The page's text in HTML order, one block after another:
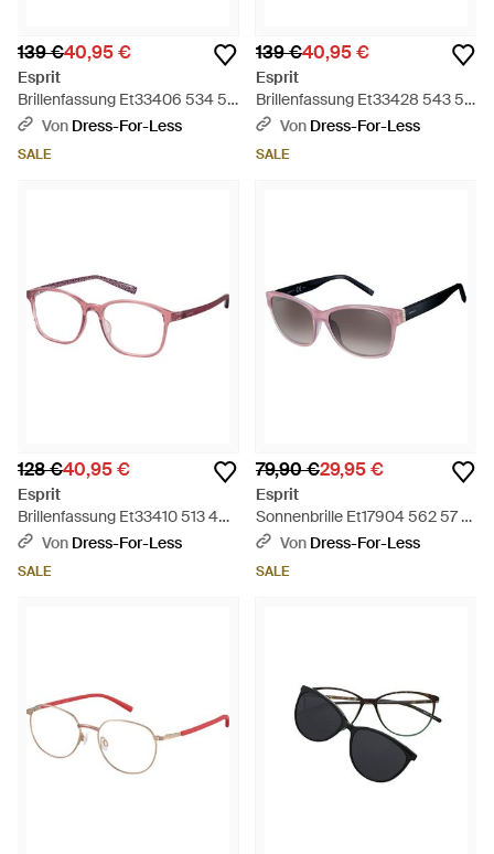
139 €40,95 €
Esprit
Brillenfassung Et33406 534 52
- Schwarz
Von Dress-For-Less
SALE
139 €40,95 €
Esprit
Brillenfassung Et33428 543 52
- Schwarz
Von Dress-For-Less
SALE
128 €40,95 €
Esprit
Brillenfassung Et33410 513 49 -
Schwarz
Von Dress-For-Less
SALE
79,90 €29,95 €
Esprit
Sonnenbrille Et17904 562 57 -
Schwarz
Von Dress-For-Less
SALE